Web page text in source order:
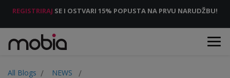
REGISTRIRAJ SE I OSTVARI 15% POPUSTA NA PRVU NARUDŽBU!
All Blogs NEWS